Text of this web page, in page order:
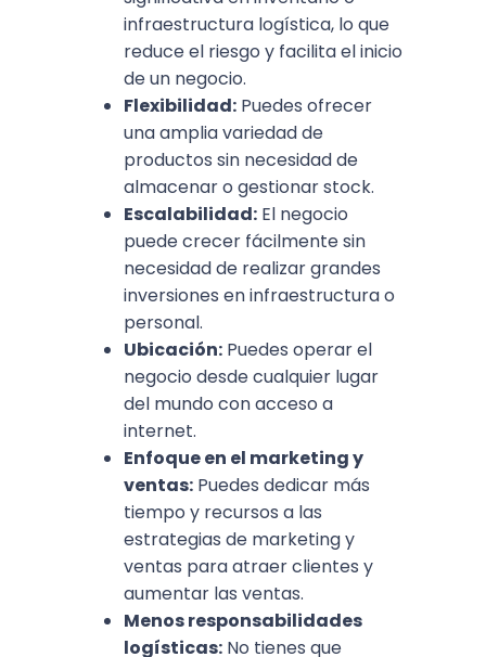
infraestructura logística, lo que
reduce el riesgo y facilita el inicio
de un negocio.
Flexibilidad: Puedes ofrecer
una amplia variedad de
productos sin necesidad de
almacenar o gestionar stock.
Escalabilidad: El negocio
puede crecer fácilmente sin
necesidad de realizar grandes
inversiones en infraestructura o
personal.
Ubicación: Puedes operar el
negocio desde cualquier lugar
del mundo con acceso a
internet.
Enfoque en el marketing y
ventas: Puedes dedicar más
tiempo y recursos a las
estrategias de marketing y
ventas para atraer clientes y
aumentar las ventas.
Menos responsabilidades
logísticas: No tienes que